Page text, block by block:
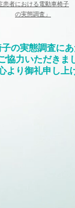
患者における電動車椅子
の実態調査」​
の実態調査にあ
協力いただきま
より御礼申し上